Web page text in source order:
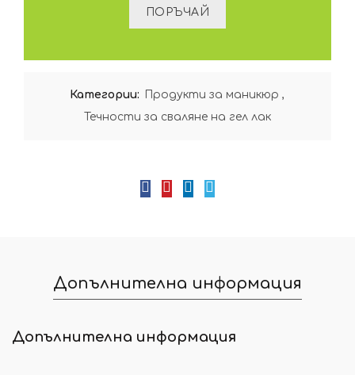
Категории: Продукти за маникюр ,
Течности за сваляне на гел лак
Допълнителна информация
Допълнителна информация